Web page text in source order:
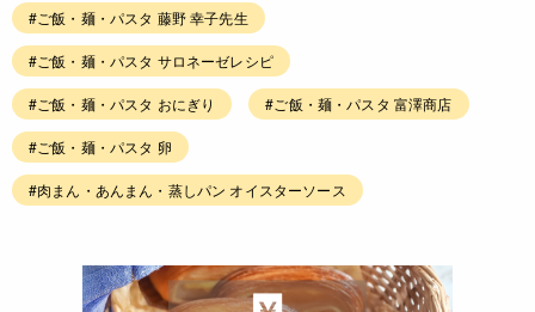
#ご飯・麺・パスタ 藤野 幸子先生
#ご飯・麺・パスタ サロネーゼレシピ
#ご飯・麺・パスタ おにぎり #ご飯・麺・パスタ 富澤商店
#ご飯・麺・パスタ 卵
#肉まん・あんまん・蒸しパン オイスターソース